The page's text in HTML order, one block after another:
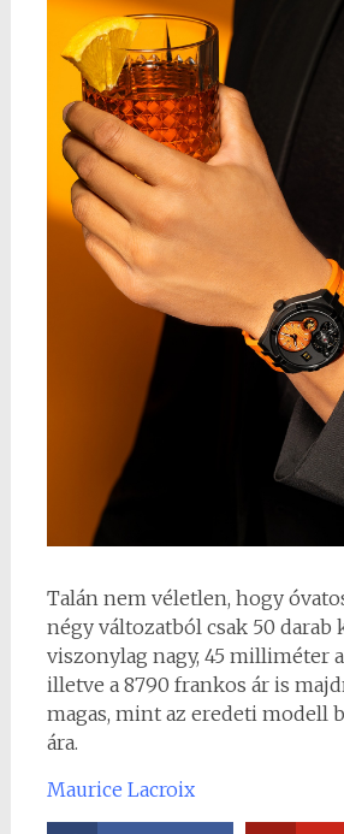
Talán nem véletlen, hogy
négy változatból csak 50 darab
viszonylag nagy, 45 milliméter
illetve a 8790 frankos ár is
magas, mint az eredeti modell
ára.
Maurice Lacroix